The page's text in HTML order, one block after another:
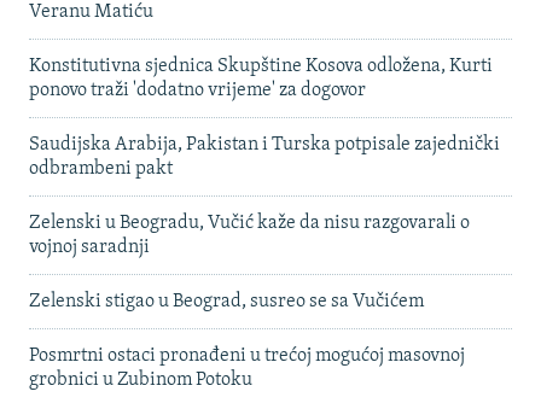
Veranu Matiću
Konstitutivna sjednica Skupštine Kosova odložena, Kurti
ponovo traži 'dodatno vrijeme' za dogovor
Saudijska Arabija, Pakistan i Turska potpisale zajednički
odbrambeni pakt
Zelenski u Beogradu, Vučić kaže da nisu razgovarali o
vojnoj saradnji
Zelenski stigao u Beograd, susreo se sa Vučićem
Posmrtni ostaci pronađeni u trećoj mogućoj masovnoj
grobnici u Zubinom Potoku